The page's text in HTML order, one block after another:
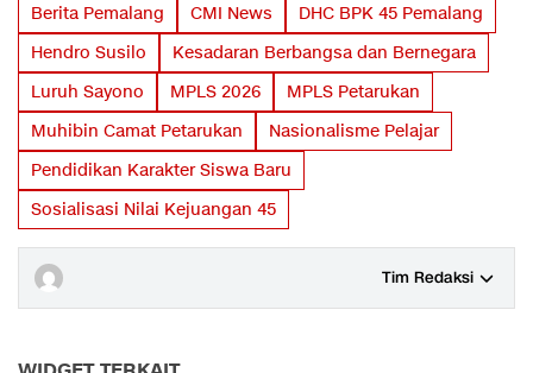
Berita Pemalang CMI News
DHC BPK 45 Pemalang
Hendro Susilo
Kesadaran Berbangsa dan Bernegara
Luruh Sayono
MPLS 2026
MPLS Petarukan
Muhibin Camat Petarukan
Nasionalisme Pelajar
Pendidikan Karakter Siswa Baru
Sosialisasi Nilai Kejuangan 45
Tim Redaksi